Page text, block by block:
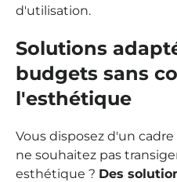
d'utilisation.
Solutions
budgets sans
l'esthétique
Vous disposez d'un
ne souhaitez pas
esthétique ? Des